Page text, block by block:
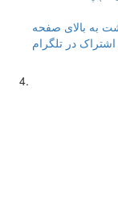
به بالای صفحه
اشتراک در تلگرام